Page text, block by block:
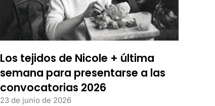
Los tejidos de Nicole + última
semana para presentarse a las
convocatorias 2026
23 de junio de 2026